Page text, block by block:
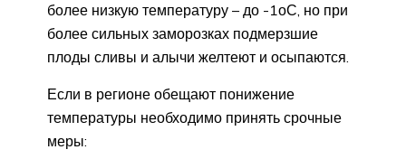
более низкую температуру – до -1оС, но при
более сильных заморозках подмерзшие
плоды сливы и алычи желтеют и осыпаются.
Если в регионе обещают понижение
температуры необходимо принять срочные
меры: